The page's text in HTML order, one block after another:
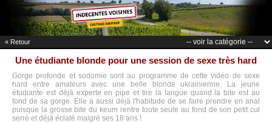
« Retour
Une étudiante blonde pour une session de sexe très hard
Gorge profonde et sodomie sont au programme de cette vidéo de sexe
hard entre amateurs avec une belle blonde ukrainienne. La jeune
étudiante est déjà experte en pipe et tire la langue quand la bite est au
fond de sa gorge. Elle a aussi déjà l'habitude de se faire prendre en anal
puisque la grosse bite du keum rentre toute seule au fond de son petit cul
serré et déjà éclaté malgré ses 18 ans !